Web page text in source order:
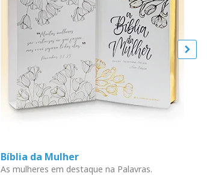
Bíblia da Mulher
As mulheres em destaque na Palavras.